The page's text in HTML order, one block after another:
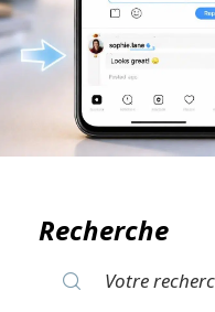
Recherche